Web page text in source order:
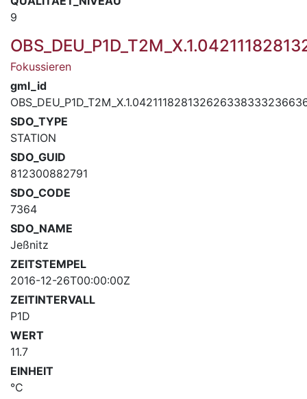
9
Fokussieren
gml_id
SDO_TYPE
STATION
SDO_GUID
812300882791
SDO_CODE
7364
SDO_NAME
Jeßnitz
ZEITSTEMPEL
2016-12-26T00:00:00Z
ZEITINTERVALL
P1D
WERT
11.7
EINHEIT
°C